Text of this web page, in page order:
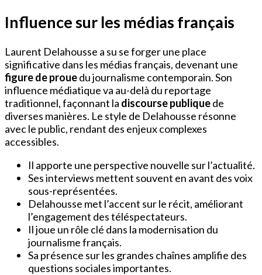
Influence sur les médias français
Laurent Delahousse a su se forger une place
significative dans les médias français, devenant une
figure de prouedu journalisme contemporain. Son
influence médiatique va au-delà du reportage
traditionnel, façonnant la discourse publiquede
diverses manières. Le style de Delahousse résonne
avec le public, rendant des enjeux complexes
accessibles.
Il apporte une perspective nouvelle sur l’actualité.
Ses interviews mettent souvent en avant des voix
sous-représentées.
Delahousse met l’accent sur le récit, améliorant
l’engagement des téléspectateurs.
Il joue un rôle clé dans la modernisation du
journalisme français.
Sa présence sur les grandes chaînes amplifie des
questions sociales importantes.